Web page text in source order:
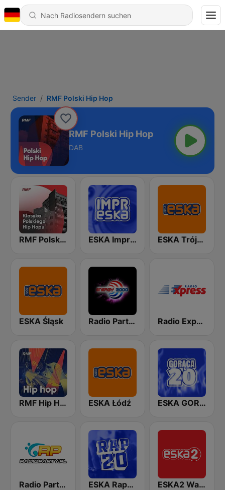
Sender RMF Polski Hip Hop
RMF Polski Hip Hop
DAB
RMF Polski hip hop ESKA Impreska ESKA Trójmiasto
ESKA Śląsk Radio Party - kanał Energy 2000 Radio Express
RMF Hip Hop ESKA Łódź ESKA GORĄCA 20
Radio Party - Kanał DjMixes ESKA Rap20 ESKA2 Warszawa